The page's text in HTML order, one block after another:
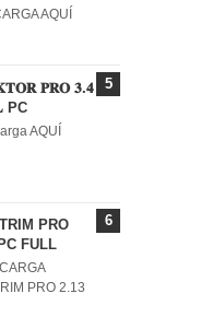
AQUÍ
𝐏𝐑𝐎 𝟑.𝟒
PC
AQUÍ
PRO
FULL
PRO 2.13